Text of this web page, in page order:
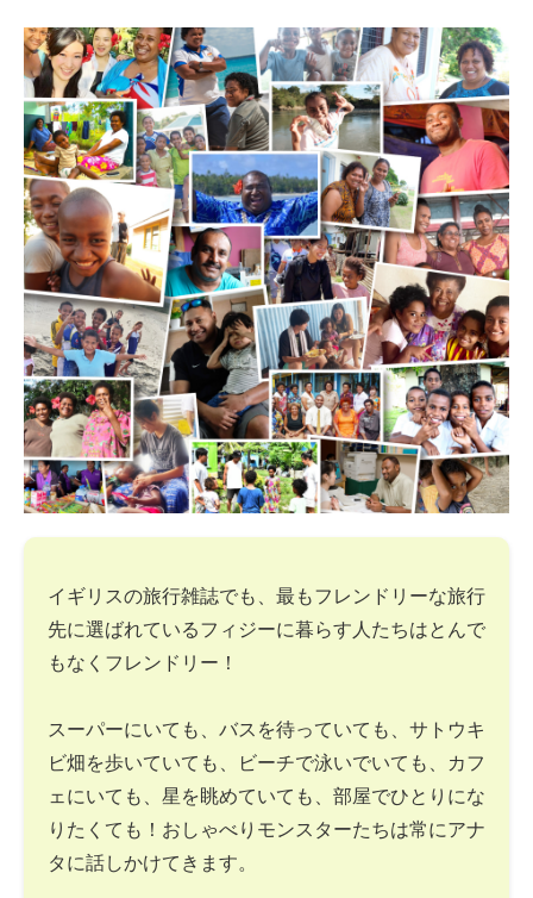
イギリスの旅行雑誌でも、最もフレンドリーな旅行
先に選ばれているフィジーに暮らす人たちはとんで
もなくフレンドリー！
スーパーにいても、バスを待っていても、サトウキ
ビ畑を歩いていても、ビーチで泳いでいても、カフ
ェにいても、星を眺めていても、部屋でひとりにな
りたくても！おしゃべりモンスターたちは常にアナ
タに話しかけてきます。